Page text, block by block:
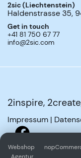
Webshop
2sic (Liechtenstein)
Haldenstrasse 35,
Get in touch
+41 81 750 67 77
info@2sic.com
2inspire,
Impressum |